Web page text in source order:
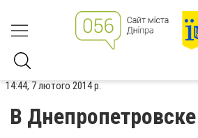
14:44, 7 лютого 2014 р.
В Днепропетровске